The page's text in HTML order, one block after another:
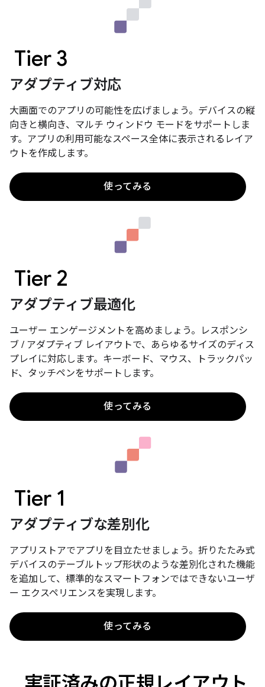
Tier 3
アダプティブ対応
大画面でのアプリの可能性を広げましょう。デバイスの縦
向きと横向き、マルチ ウィンドウ モードをサポートしま
す。アプリの利用可能なスペース全体に表示されるレイア
ウトを作成します。
使ってみる
Tier 2
アダプティブ最適化
ユーザー エンゲージメントを高めましょう。レスポンシ
ブ / アダプティブ レイアウトで、あらゆるサイズのディス
プレイに対応します。キーボード、マウス、トラックパッ
ド、タッチペンをサポートします。
使ってみる
Tier 1
アダプティブな差別化
アプリストアでアプリを目立たせましょう。折りたたみ式
デバイスのテーブルトップ形状のような差別化された機能
を追加して、標準的なスマートフォンではできないユーザ
ー エクスペリエンスを実現します。
使ってみる